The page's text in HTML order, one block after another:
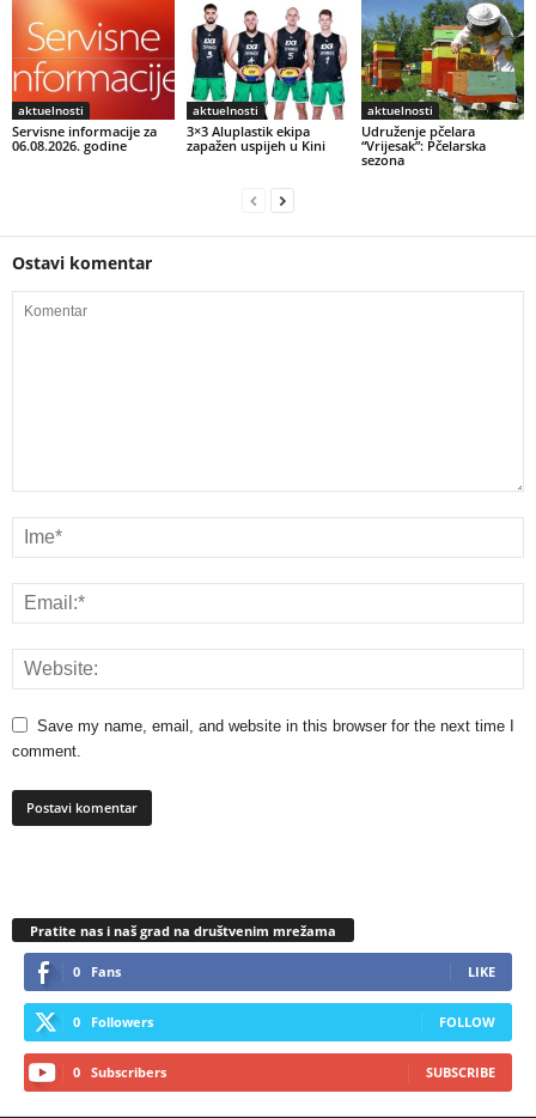
aktuelnosti
Servisne informacije za
06.08.2026. godine
aktuelnosti
3×3 Aluplastik ekipa
zapažen uspijeh u Kini
aktuelnosti
Udruženje pčelara
“Vrijesak”: Pčelarska
sezona
Ostavi komentar
Save my name, email, and website in this browser for the next time I
comment.
Pratite nas i naš grad na društvenim mrežama
0 Fans LIKE
0 Followers FOLLOW
0 Subscribers SUBSCRIBE